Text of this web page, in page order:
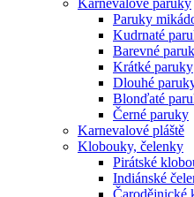
Paruky
Kudrnaté
Barevné
Krátké paruky
Dlouhé
Blonďaté
Černé paruky
Karnevalové pláště
Klobouky, čelenky
Pirátské
Indiánské
Čarodějnické